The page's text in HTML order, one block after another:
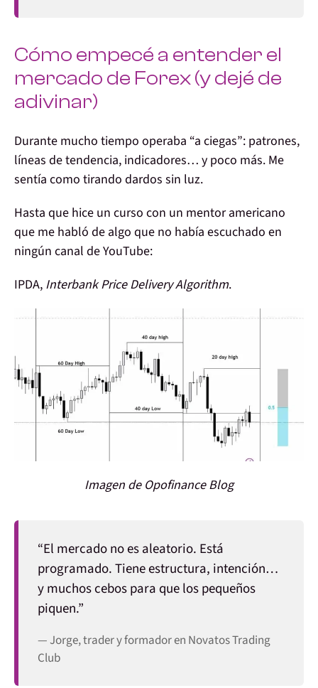
Cómo empecé a entender el
mercado de Forex (y dejé de
adivinar)
Durante mucho tiempo operaba “a ciegas”: patrones,
líneas de tendencia, indicadores… y poco más. Me
sentía como tirando dardos sin luz.
Hasta que hice un curso con un mentor americano
que me habló de algo que no había escuchado en
ningún canal de YouTube:
IPDA, Interbank Price Delivery Algorithm.
Imagen de Opofinance Blog
“El mercado no es aleatorio. Está
programado. Tiene estructura, intención…
y muchos cebos para que los pequeños
piquen.”
— Jorge, trader y formador en Novatos Trading
Club